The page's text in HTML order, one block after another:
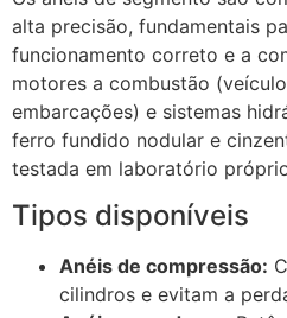
alta precisão, fundamentais
funcionamento correto e a
motores a combustão
embarcações) e sistemas
ferro fundido nodular e
testada em laboratório
Tipos disponíveis
Anéis de compressão:
cilindros e evitam a